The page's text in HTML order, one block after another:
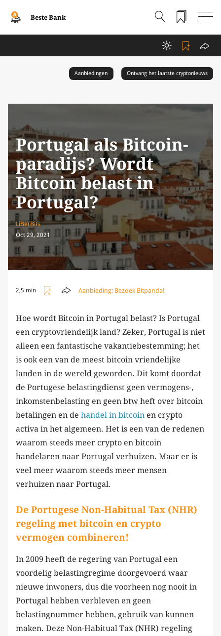
Beste Bank
Aanbiedingen Ontvang het laatste cryptonieuws
Portugal als Bitcoin-
paradijs? Wordt
Bitcoin belast in
Portugal?
LiBerBits
Oct 29, 2021
2,5 min Aanbieding: Bezoek Bitpanda!
Hoe wordt Bitcoin in Portugal belast? Is Portugal
een cryptovriendelijk land? Zeker, Portugal is niet
alleen een fantastische vakantiebestemming; het
is ook een van de meest bitcoin vriendelijke
landen in de wereld geworden. Dit komt doordat
de Portugese belastingdienst geen vermogens-,
inkomstenbelasting en geen btw heft over bitcoin
betalingen en de handel in bitcoin en crypto
activa in het algemeen. Het is een van de redenen
waarom steeds meer crypto en bitcoin
handelaren naar Portugal verhuizen. Maar er is
veel meer waarom steeds meer mensen
verhuizen naar Portugal.
De Portugese Non-Habitual Tax (NHR)
regeling met bitcoin en crypto
vermogen combineren!
In 2009 heeft de regering van Portugal een
voordelig belastingregime doorgevoerd waar
nieuwe inwoners, dus die voorheen nog nooit in
Portugal hebben verbleven en geen
belastingnummer hebben, gebruik van kunnen
maken. Deze Non-Habitual Tax (NHR) regeling